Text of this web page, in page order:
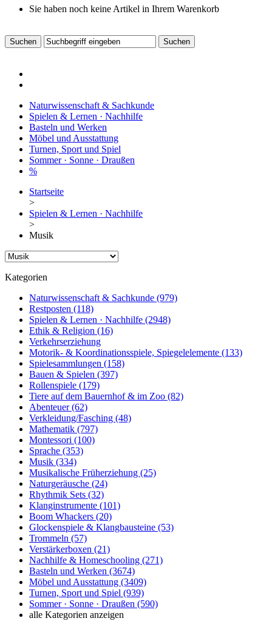
Sie haben noch keine Artikel in Ihrem Warenkorb
Naturwissenschaft & Sachkunde
Spielen & Lernen · Nachhilfe
Basteln und Werken
Möbel und Ausstattung
Turnen, Sport und Spiel
Sommer · Sonne · Draußen
%
Startseite
>
Spielen & Lernen · Nachhilfe
>
Musik
Kategorien
Naturwissenschaft & Sachkunde (979)
Restposten (118)
Spielen & Lernen · Nachhilfe (2948)
Ethik & Religion (16)
Verkehrserziehung
Motorik- & Koordinationsspiele, Spiegelelemente (133)
Spielesammlungen (158)
Bauen & Spielen (397)
Rollenspiele (179)
Tiere auf dem Bauernhof & im Zoo (82)
Abenteuer(62)
Verkleidung/Fasching (48)
Mathematik (797)
Montessori (100)
Sprache (353)
Musik (334)
Musikalische Früherziehung (25)
Naturgeräusche (24)
Rhythmik Sets (32)
Klanginstrumente (101)
Boom Whackers (20)
Glockenspiele & Klangbausteine (53)
Trommeln (57)
Verstärkerboxen (21)
Nachhilfe & Homeschooling (271)
Basteln und Werken (3674)
Möbel und Ausstattung (3409)
Turnen, Sport und Spiel (939)
Sommer · Sonne · Draußen (590)
alle Kategorien anzeigen